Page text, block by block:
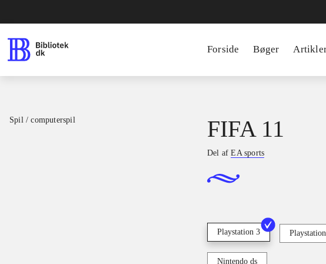
Forside Bøger
Spil / computerspil
FIFA 11
Del afEA sports
Playstation 3
Nintendo ds